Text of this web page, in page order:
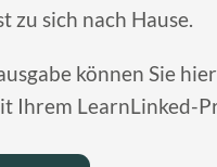
zu sich nach Hause.
können Sie
Ihrem LearnLinked-